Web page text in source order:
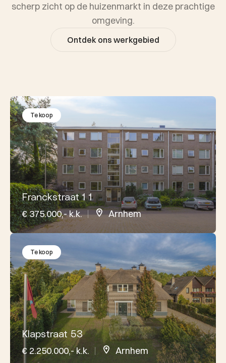
scherp zicht op de huizenmarkt in deze prachtige
omgeving.
Ontdek ons werkgebied
Franckstraat 1 1
€ 375.000,- k.k. Arnhem
Te koop
Klapstraat 53
€ 2.250.000,- k.k. Arnhem
Te koop